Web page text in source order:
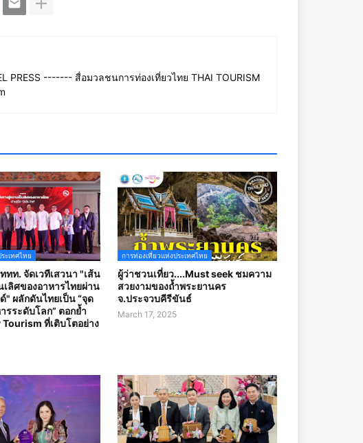
PRESS ------- สื่อมวลชนการท่องเที่ยวไทย THAI TOURISM
ะเทศไทย
ทท. จัดเวทีเสวนา "เส้น
เลิศของอาหารไทยผ่าน
" ผลักดันไทยเป็น “จุด
รระดับโลก” ตอกย้ำ
ที่เติบโตอย่าง
การท่องเที่ยวแห่งประเทศไทย
ผู้ว่าชวนเที่ยว....Must seek ชมความ
สวยงามของถ้ำพระยานคร
จ.ประจวบคีรีขันธ์
March 17, 2025